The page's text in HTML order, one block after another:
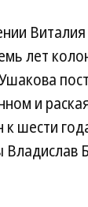
лет
и
шести